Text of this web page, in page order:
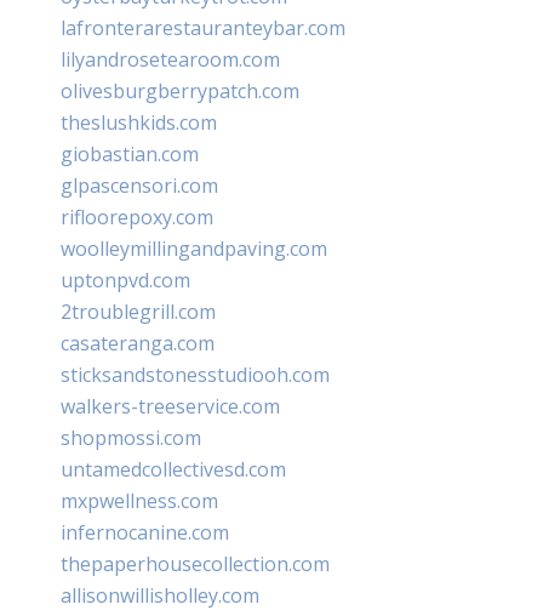
lafronterarestauranteybar.com
lilyandrosetearoom.com
olivesburgberrypatch.com
theslushkids.com
giobastian.com
glpascensori.com
rifloorepoxy.com
woolleymillingandpaving.com
uptonpvd.com
2troublegrill.com
casateranga.com
sticksandstonesstudiooh.com
walkers-treeservice.com
shopmossi.com
untamedcollectivesd.com
mxpwellness.com
infernocanine.com
thepaperhousecollection.com
allisonwillisholley.com